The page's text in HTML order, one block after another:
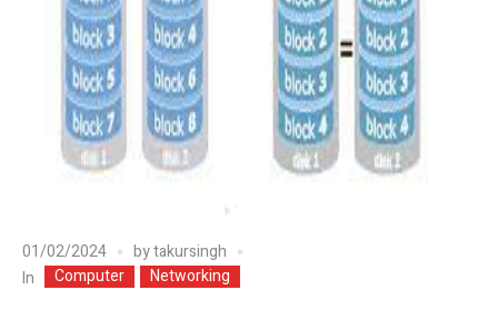
01/02/2024 bytakursingh
In
Computer Networking